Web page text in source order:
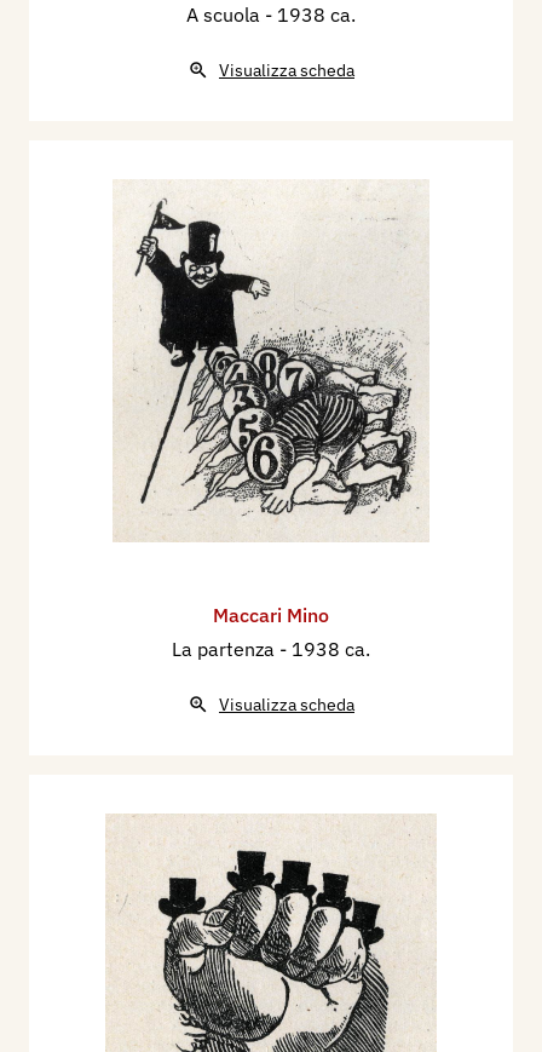
A scuola - 1938 ca.
Visualizza scheda
Maccari Mino
La partenza - 1938 ca.
Visualizza scheda